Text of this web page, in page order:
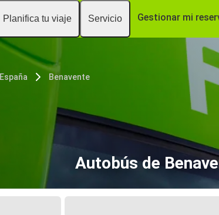
Planifica tu viaje Servicio Gestionar mi
España Benavente
Autobús de